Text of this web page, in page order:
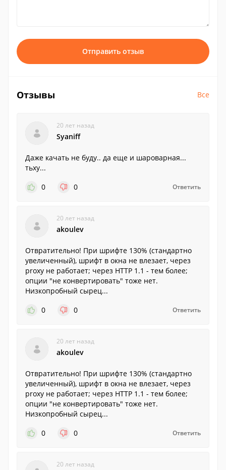
Отправить отзыв
Отзывы Все
20 лет назад
Syaniff
Даже качать не буду.. да еще и шароварная...
тьху...
0
0 Ответить
20 лет назад
akoulev
Отвратительно! При шрифте 130% (стандартно
увеличенный), шрифт в окна не влезает, через
proxy не работает; через HTTP 1.1 - тем более;
опции "не конвертировать" тоже нет.
Низкопробный сырец...
0
0 Ответить
20 лет назад
akoulev
Отвратительно! При шрифте 130% (стандартно
увеличенный), шрифт в окна не влезает, через
proxy не работает; через HTTP 1.1 - тем более;
опции "не конвертировать" тоже нет.
Низкопробный сырец...
0
0 Ответить
20 лет назад